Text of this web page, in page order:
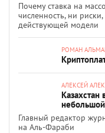
Почему ставка на
численность, ни
действующей модели
РОМАН
АЛЕКСЕЙ
Главный редактор
на Аль-Фараби